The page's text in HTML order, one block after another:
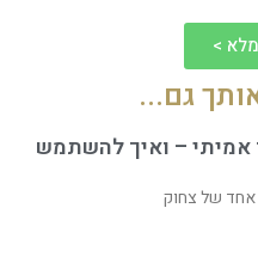
>
אותך גם...
– ואיך להשתמש
אחד של צחוק